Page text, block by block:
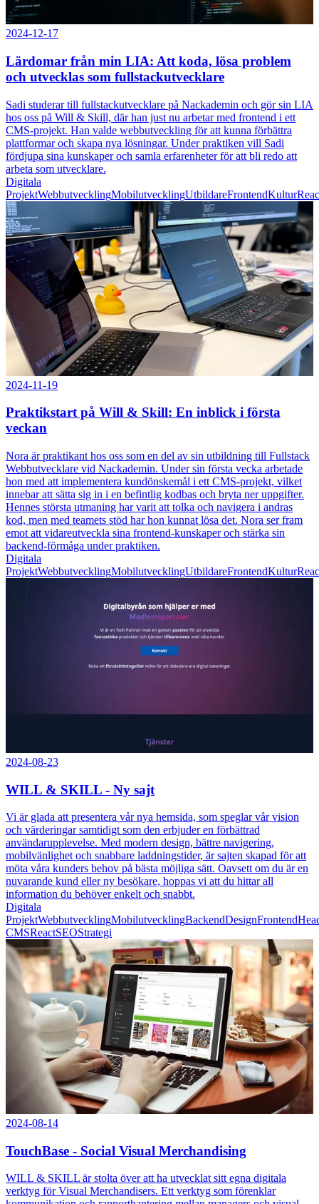
2024-12-17
Lärdomar från min LIA: Att koda, lösa problem
och utvecklas som fullstackutvecklare
Sadi studerar till fullstackutvecklare på Nackademin och gör sin LIA
hos oss på Will & Skill, där han just nu arbetar med frontend i ett
CMS-projekt. Han valde webbutveckling för att kunna förbättra
plattformar och skapa nya lösningar. Under praktiken vill Sadi
fördjupa sina kunskaper och samla erfarenheter för att bli redo att
arbeta som utvecklare.
Digitala
ProjektWebbutvecklingMobilutvecklingUtbildareFrontendKultur
2024-11-19
Praktikstart på Will & Skill: En inblick i första
veckan
Nora är praktikant hos oss som en del av sin utbildning till Fullstack
Webbutvecklare vid Nackademin. Under sin första vecka arbetade
hon med att implementera kundönskemål i ett CMS-projekt, vilket
innebar att sätta sig in i en befintlig kodbas och bryta ner uppgifter.
Hennes största utmaning har varit att tolka och navigera i andras
kod, men med teamets stöd har hon kunnat lösa det. Nora ser fram
emot att vidareutveckla sina frontend-kunskaper och stärka sin
backend-förmåga under praktiken.
Digitala
ProjektWebbutvecklingMobilutvecklingUtbildareFrontendKultur
2024-08-23
WILL & SKILL - Ny sajt
Vi är glada att presentera vår nya hemsida, som speglar vår vision
och värderingar samtidigt som den erbjuder en förbättrad
användarupplevelse. Med modern design, bättre navigering,
mobilvänlighet och snabbare laddningstider, är sajten skapad för att
möta våra kunders behov på bästa möjliga sätt. Oavsett om du är en
nuvarande kund eller ny besökare, hoppas vi att du hittar all
information du behöver enkelt och snabbt.
Digitala
ProjektWebbutvecklingMobilutvecklingBackendDesignFrontend
CMSReactSEOStrategi
2024-08-14
TouchBase - Social Visual Merchandising
WILL & SKILL är stolta över att ha utvecklat sitt egna digitala
verktyg för Visual Merchandisers. Ett verktyg som förenklar